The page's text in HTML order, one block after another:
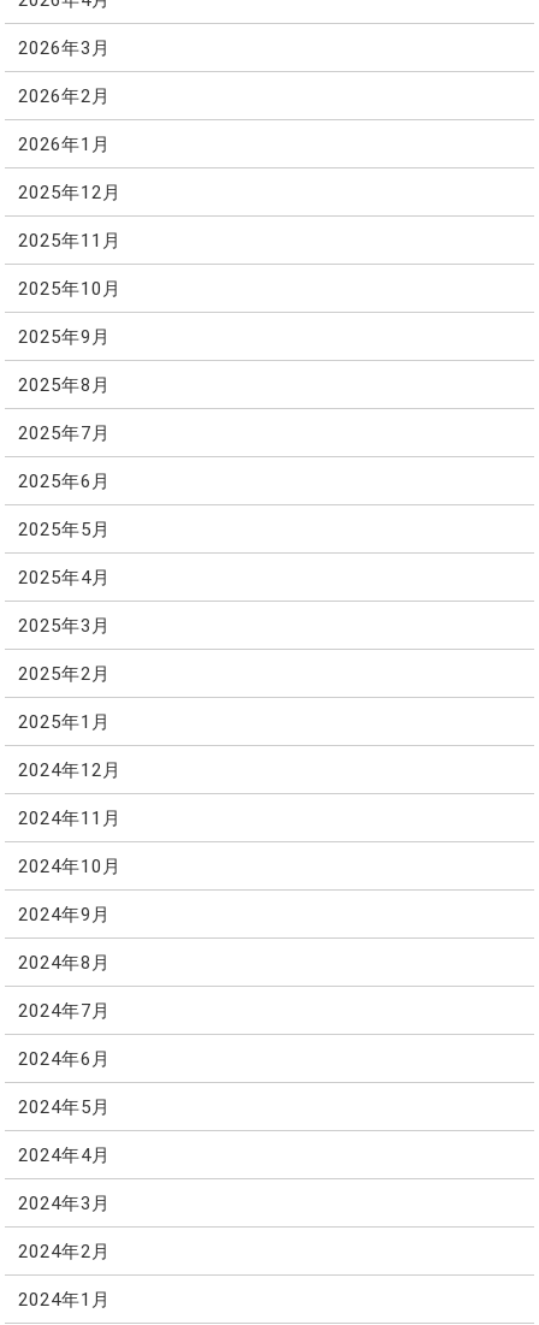
2026年3月
2026年2月
2026年1月
2025年12月
2025年11月
2025年10月
2025年9月
2025年8月
2025年7月
2025年6月
2025年5月
2025年4月
2025年3月
2025年2月
2025年1月
2024年12月
2024年11月
2024年10月
2024年9月
2024年8月
2024年7月
2024年6月
2024年5月
2024年4月
2024年3月
2024年2月
2024年1月